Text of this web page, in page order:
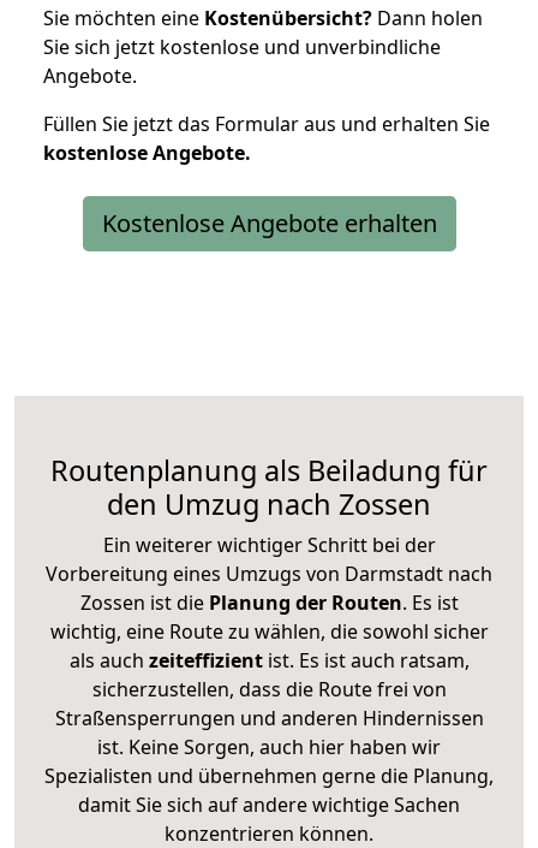
Sie möchten eine Kostenübersicht? Dann holen
Sie sich jetzt kostenlose und unverbindliche
Angebote.
Füllen Sie jetzt das Formular aus und erhalten Sie
kostenloseAngebote.
Kostenlose Angebote erhalten
Routenplanung als Beiladung für
den Umzug nach Zossen
Ein weiterer wichtiger Schritt bei der
Vorbereitung eines Umzugs von Darmstadt nach
Zossen ist diePlanung der Routen. Es ist
wichtig, eine Route zu wählen, die sowohl sicher
als auch zeiteffizientist. Es ist auch ratsam,
sicherzustellen, dass die Route frei von
Straßensperrungen und anderen Hindernissen
ist. Keine Sorgen, auch hier haben wir
Spezialisten und übernehmen gerne die Planung,
damit Sie sich auf andere wichtige Sachen
konzentrieren können.